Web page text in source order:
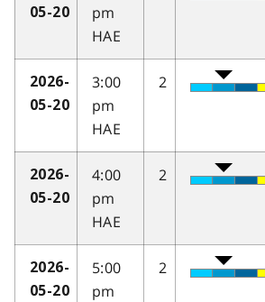
05-20
pm
HAE
2026-
05-20
3:00
pm
HAE
2
2026-
05-20
4:00
pm
HAE
2
2026-
05-20
5:00
pm
2